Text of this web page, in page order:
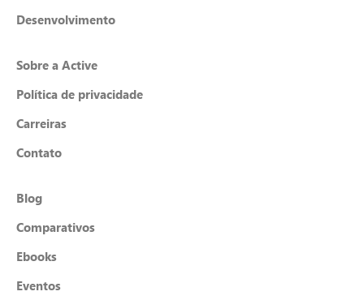
Desenvolvimento
Sobre a Active
Política de privacidade
Carreiras
Contato
Blog
Comparativos
Ebooks
Eventos